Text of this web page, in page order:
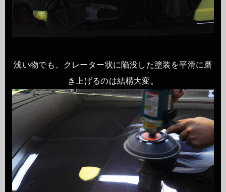
浅い物でも、クレーター状に陥没した塗装を平滑に磨
き上げるのは結構大変。